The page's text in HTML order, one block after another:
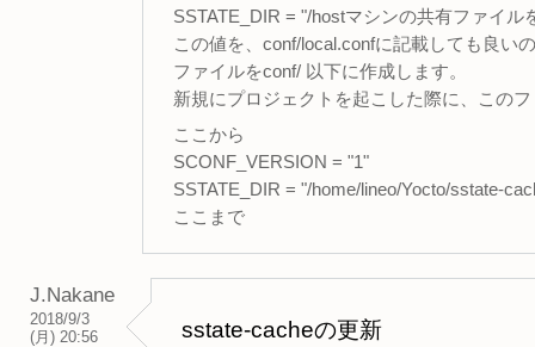
SSTATE_DIR = "/hostマシンの共有ファイ
この値を、conf/local.confに記載しても良い
ファイルをconf/ 以下に作成します。
新規にプロジェクトを起こした際に、この
ここから
SCONF_VERSION = "1"
SSTATE_DIR = "/home/lineo/Yocto/sstate-
ここまで
J.Nakane
2018/9/3
(月) 20:56
sstate-cacheの更新